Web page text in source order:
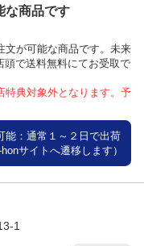
な商品です
文が可能な商品です。未来
頭で送料無料にてお受取で
特典対象外となります。予
能：通常１～２日で出荷
honサイトへ遷移します）
1